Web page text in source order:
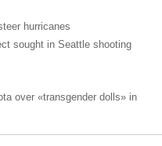
hurricanes
sought in Seattle shooting
over «transgender dolls» in